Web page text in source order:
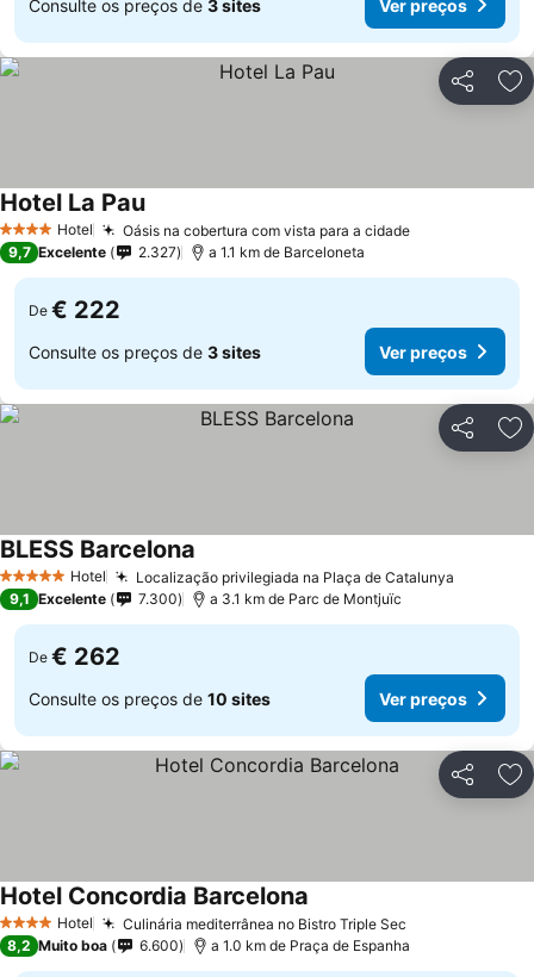
Consulte os preços de 3 sites Ver preços
Partilhar
4 EstrelasHotel Oásis na cobertura com vista para a cidade
Hotel La Pau
9,7 Excelente 2.327 a 1.1 km de Barceloneta
De € 222
Consulte os preços de 3 sites Ver preços
Partilhar
5 Estrelas Hotel Localização privilegiada na Plaça de Catalunya
BLESS Barcelona
9,1 Excelente 7.300 a 3.1 km de Parc de Montjuïc
De € 262
Consulte os preços de 10 sites Ver preços
Partilhar
4 EstrelasHotel Culinária mediterrânea no Bistro Triple Sec
Hotel Concordia Barcelona
8,2 Muito boa 6.600 a 1.0 km de Praça de Espanha